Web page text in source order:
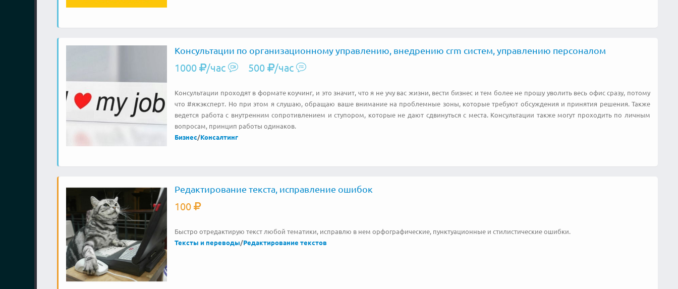
Консультации по организационному управлению, внедрению crm систем, управлению персоналом
1000 /час 500 /час
Консультации проходят в формате коучинг, и это значит, что я не учу вас жизни, вести бизнес и тем более не прошу уволить весь офис сразу, потому
что #яжэксперт. Но при этом я слушаю, обращаю ваше внимание на проблемные зоны, которые требуют обсуждения и принятия решения. Также
ведется работа с внутренним сопротивлением и ступором, которые не дают сдвинуться с места. Консультации также могут проходить по личным
вопросам, принцип работы одинаков.
Бизнес/Консалтинг
Редактирование текста, исправление ошибок
100
Быстро отредактирую текст любой тематики, исправлю в нем орфографические, пунктуационные и стилистические ошибки.
Тексты и переводы/Редактирование текстов